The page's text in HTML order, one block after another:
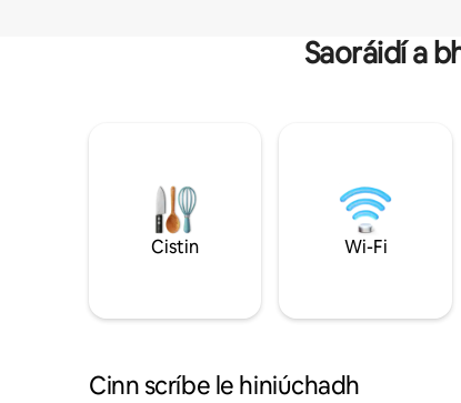
Saoráidí a
Cistin Wi-Fi
Cinn scríbe le hiniúchadh